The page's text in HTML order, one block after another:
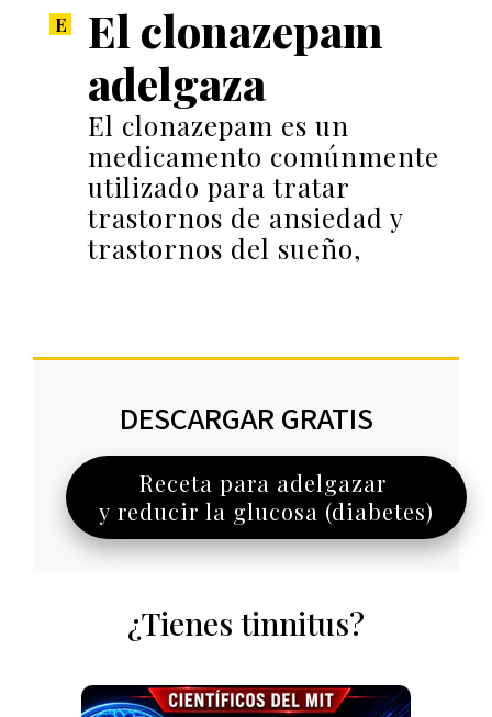
El clonazepam
adelgaza
El clonazepam es un
medicamento comúnmente
utilizado para tratar
trastornos de ansiedad y
trastornos del sueño,
DESCARGAR GRATIS
Receta para adelgazar
y reducir la glucosa (diabetes)
¿Tienes tinnitus?